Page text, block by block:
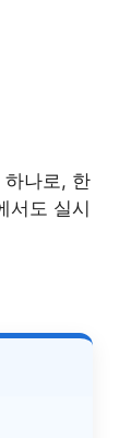
하나로, 한
서도 실시